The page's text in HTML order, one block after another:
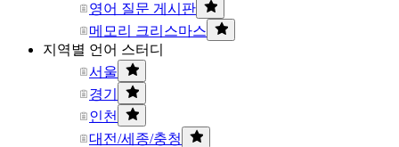
영어 질문 게시판
메모리 크리스마스
지역별 언어 스터디
서울
경기
인천
대전/세종/충청